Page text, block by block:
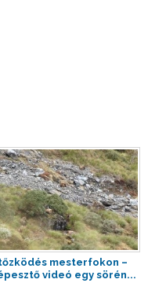
mesterfokon –
videó egy sörén...